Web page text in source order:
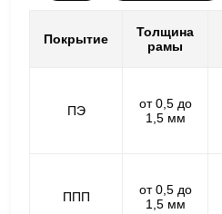
Покрытие
Толщина
рамы
ПЭ
от 0,5 до
1,5 мм
ППП
от 0,5 до
1,5 мм